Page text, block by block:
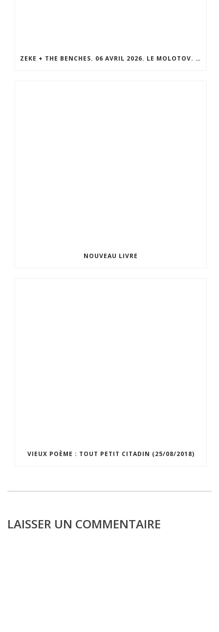
ZEKE + THE BENCHES. 06 AVRIL 2026. LE MOLOTOV. MARSEILLE
NOUVEAU LIVRE
VIEUX POÈME : TOUT PETIT CITADIN (25/08/2018)
LAISSER UN COMMENTAIRE